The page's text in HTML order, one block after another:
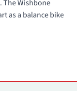
The Wishbone
as a balance bike